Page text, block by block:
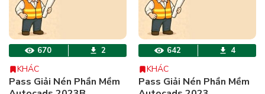
670 2
KHÁC
Pass Giải Nén Phần Mềm
642 4
KHÁC
Pass Giải Nén Phần Mềm